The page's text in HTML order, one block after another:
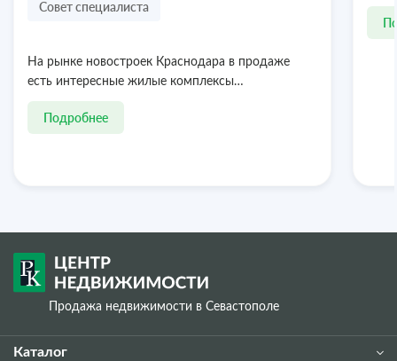
Совет специалиста
На рынке новостроек Краснодара в продаже
есть интересные жилые комплексы…
Подробнее
Продажа недвижимости в Севастополе
Каталог